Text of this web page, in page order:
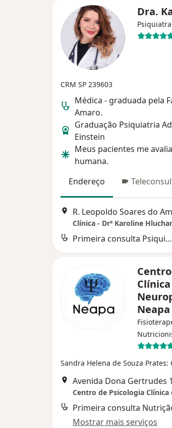
Dra.
Psiquiatra
CRM SP 239603
Médica - graduada pela
Amaro.
Graduação Psiquiatria
Einstein
Meus pacientes me
humana.
Endereço
Clínica - Drª Karoline
Primeira consulta Psiquiatria
Neapa
Sandra Helena de Souza Prates:
Avenida Dona Gertrudes
Primeira consulta
Mostrar mais serviços